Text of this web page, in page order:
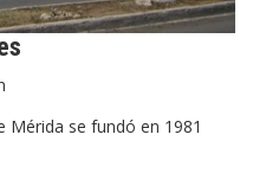
Mérida se fundó en 1981